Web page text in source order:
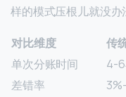
样的模式压根儿就没办
对比维度 传
单次分账时间
4-
差错率